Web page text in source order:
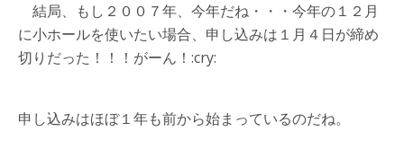
結局、もし２００７年、今年だね・・・今年の１２月
に小ホールを使いたい場合、申し込みは１月４日が締め
切りだった！！！がーん！:cry:
申し込みはほぼ１年も前から始まっているのだね。